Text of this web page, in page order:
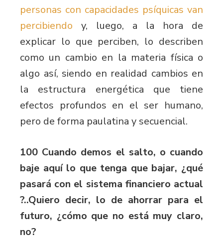
personas con capacidades psíquicas van
percibiendo y, luego, a la hora de
explicar lo que perciben, lo describen
como un cambio en la materia física o
algo así, siendo en realidad cambios en
la estructura energética que tiene
efectos profundos en el ser humano,
pero de forma paulatina y secuencial.
100 Cuando demos el salto, o cuando
baje aquí lo que tenga que bajar, ¿qué
pasará con el sistema financiero actual
?..Quiero decir, lo de ahorrar para el
futuro, ¿cómo que no está muy claro,
no?